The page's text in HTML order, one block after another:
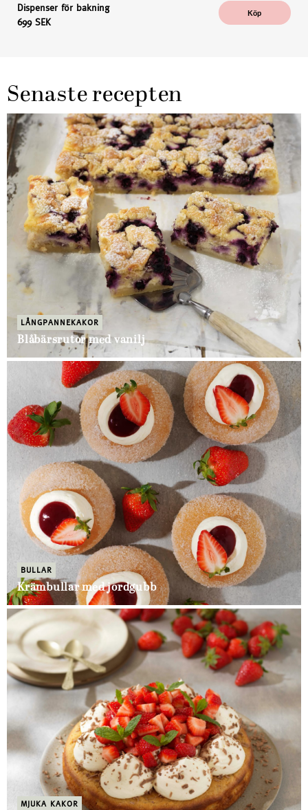
Dispenser för bakning
699 SEK
Köp
Senaste recepten
LÅNGPANNEKAKOR
Blåbärsrutor med vanilj
BULLAR
Krämbullar med jordgubb
MJUKA KAKOR